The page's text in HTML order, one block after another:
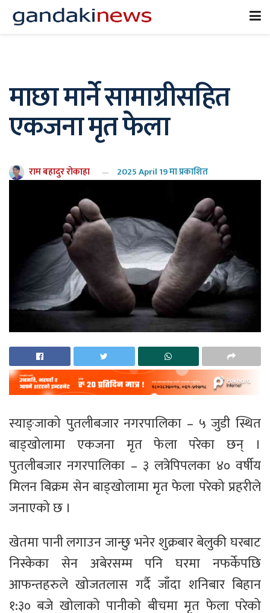
माछा मार्ने सामाग्रीसहित
एकजना मृत फेला
राम बहादुर रोकाहा 2025 April 19 मा प्रकाशित
स्याङ्जाको पुतलीबजार नगरपालिका – ५ जुडी स्थित
बाड्खोलामा एकजना मृत फेला परेका छन् ।
पुतलीबजार नगरपालिका – ३ लत्रेपिपलका ४० वर्षीय
मिलन बिक्रम सेन बाड्खोलामा मृत फेला परेको प्रहरीले
जनाएको छ ।
खेतमा पानी लगाउन जान्छु भनेर शुक्रबार बेलुकी घरबाट
निस्केका सेन अबेरसम्म पनि घरमा नफर्केपछि
आफन्तहरुले खोजतलास गर्दै जाँदा शनिबार बिहान
१:३० बजे खोलाको पानीको बीचमा मृत फेला परेको